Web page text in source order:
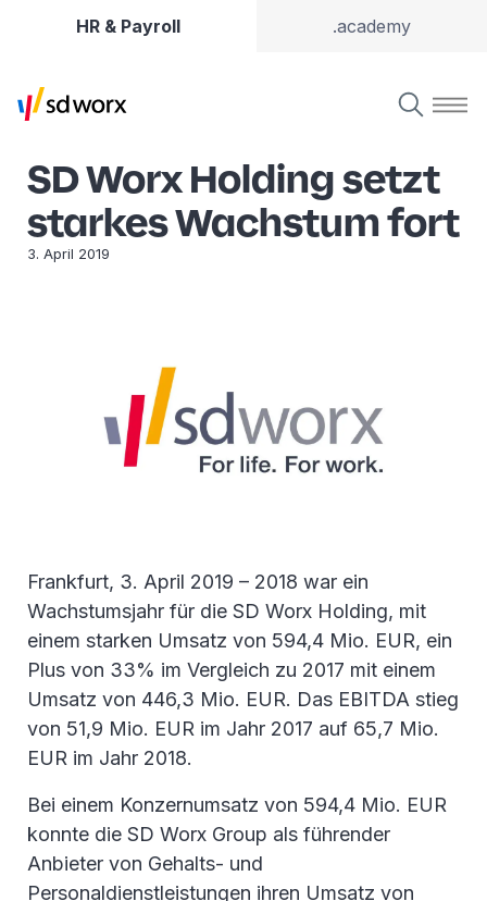
HR & Payroll .academy
SD Worx Holding setzt
starkes Wachstum fort
3. April 2019
Frankfurt, 3. April 2019 – 2018 war ein
Wachstumsjahr für die SD Worx Holding, mit
einem starken Umsatz von 594,4 Mio. EUR, ein
Plus von 33% im Vergleich zu 2017 mit einem
Umsatz von 446,3 Mio. EUR. Das EBITDA stieg
von 51,9 Mio. EUR im Jahr 2017 auf 65,7 Mio.
EUR im Jahr 2018.
Bei einem Konzernumsatz von 594,4 Mio. EUR
konnte die SD Worx Group als führender
Anbieter von Gehalts- und
Personaldienstleistungen ihren Umsatz von